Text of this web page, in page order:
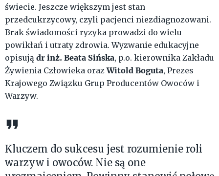
świecie. Jeszcze większym jest stan
przedcukrzycowy, czyli pacjenci niezdiagnozowani.
Brak świadomości ryzyka prowadzi do wielu
powikłań i utraty zdrowia. Wyzwanie edukacyjne
opisują dr inż. Beata Sińska, p.o. kierownika Zakładu
Żywienia Człowieka orazWitold Boguta, Prezes
Krajowego Związku Grup Producentów Owoców i
Warzyw.
Kluczem do sukcesu jest rozumienie roli
warzyw i owoców. Nie są one